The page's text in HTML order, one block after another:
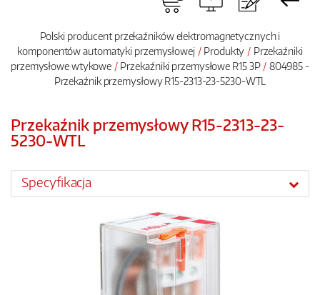
Polski producent przekaźników elektromagnetycznych i
komponentów automatyki przemysłowej
Produkty
Przekaźniki
przemysłowe wtykowe
Przekaźniki przemysłowe R15 3P
804985 -
Przekaźnik przemysłowy R15-2313-23-5230-WTL
Przekaźnik przemysłowy R15-2313-23-
5230-WTL
Specyfikacja